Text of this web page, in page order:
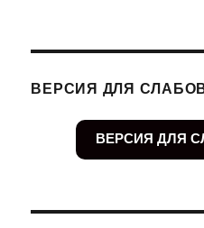
ВЕРСИЯ ДЛЯ
ВЕРСИЯ ДЛЯ